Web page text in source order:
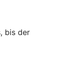
bis der